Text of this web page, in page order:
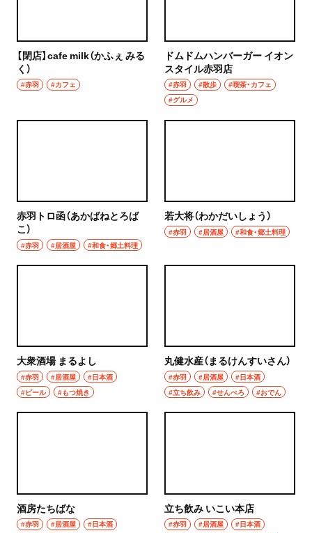
【閉店】cafe milk（かふぇ みる
く）
#赤羽 #カフェ
ドムドムハンバーガー イオン
スタイル赤羽店
#赤羽 #散歩
#喫茶・カフェ
#グルメ
赤羽トロ函（あかばねとろば
こ）
#赤羽 #居酒屋 #和食・郷土料理
若大将（わかだいしょう）
#赤羽 #居酒屋 #和食・郷土料理
大衆酒場 まるよし
#赤羽 #居酒屋
#日本酒
#ビール
#もつ焼き
丸健水産（まるけんすいさん）
#赤羽 #居酒屋
#日本酒
#立ち飲み
#せんべろ #おでん
酒房たちばな
#赤羽 #居酒屋
#日本酒
立ち飲み いこい本店
#赤羽 #居酒屋
#日本酒